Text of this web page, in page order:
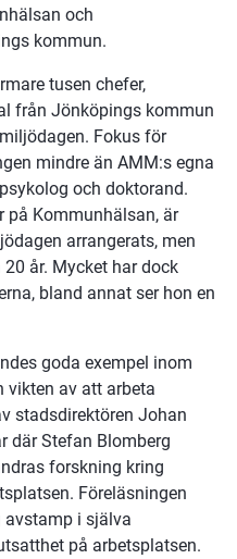
och
kommun.
tusen chefer,
från Jönköpings kommun
Fokus för
mindre än AMM:s egna
och doktorand.
på Kommunhälsan, är
arrangerats, men
år. Mycket har dock
bland annat ser hon en
goda exempel inom
vikten av att arbeta
stadsdirektören Johan
där Stefan Blomberg
forskning kring
Föreläsningen
i själva
på arbetsplatsen.